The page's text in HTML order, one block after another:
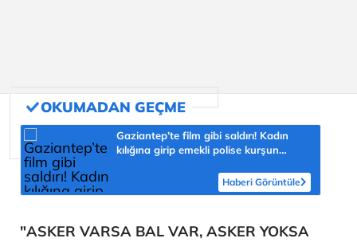
Gaziantep’te film gibi saldırı! Kadın
kılığına girip emekli polise kurşun
Haberi Görüntüle
"ASKER VARSA BAL VAR, ASKER YOKSA